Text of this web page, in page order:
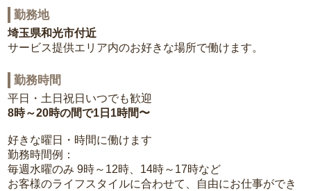
勤務地
埼玉県和光市付近
サービス提供エリア内のお好きな場所で働けます。
勤務時間
平日・土日祝日いつでも歓迎
8時～20時の間で1日1時間〜
好きな曜日・時間に働けます
勤務時間例：
毎週水曜のみ 9時～12時、14時～17時など
お客様のライフスタイルに合わせて、自由にお仕事ができ